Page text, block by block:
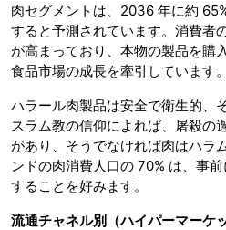
肉セグメントは、2036 年に約
すると予測されています。消費者
が高まっており、本物の製品を購
食品市場の成長を牽引しています。
ハラール肉製品は安全で衛生的、
スラム教の信仰によれば、屠殺の
があり、そうでなければ肉はハラ
ンドの肉消費人口の 70% は、事
することを好みます。
流通チャネル別（ハイパーマーケ